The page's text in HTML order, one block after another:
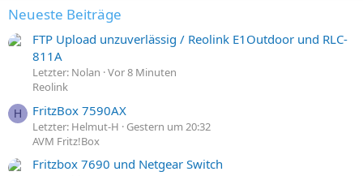
:
Neueste Beiträge
FTP Upload unzuverlässig / Reolink E1Outdoor und RLC-
811A
Letzter: Nolan Vor 8 Minuten
Reolink
H FritzBox 7590AX
Letzter: Helmut-H
Gestern um 20:32
AVM Fritz!Box
Fritzbox 7690 und Netgear Switch